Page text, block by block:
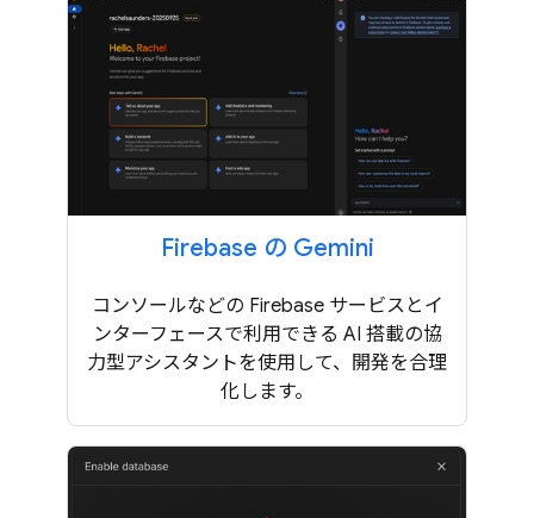
Firebase の Gemini
コンソールなどの Firebase サービスとイ
ンターフェースで利用できる AI 搭載の協
力型アシスタントを使用して、開発を合理
化します。